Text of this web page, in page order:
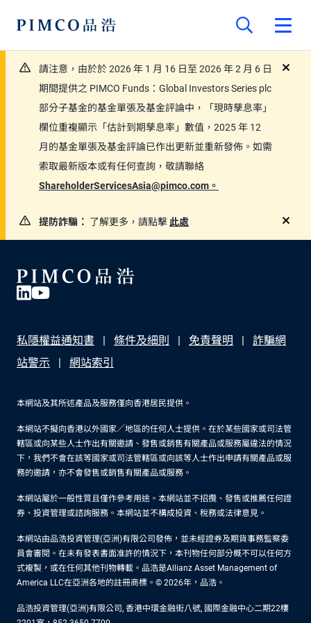
請注意，由於於 2026 年 1 月 16 日至 2026 年 2 月 6 日
期間提供之 PIMCO Funds：Global Investors Series plc
部分子基金的基金單張及基金評論中，「現時孳息率」
欄位重複顯示「估計到期孳息率」數值，2025 年 12
月的基金單張及基金評論已作出更新並重新發佈。如需
索取最新版本或有任何查詢，敬請聯絡
ShareholderServicesAsia@pimco.com。
提防詐騙： 了解更多，請點擊 此處
私隱權益通知書 條件及細則 免責聲明
詐騙網
站警示
網站索引
本網站及其所述產品及服務僅向香港居民提供。
本網站不擬向香港以外國家／地區的任何人士提供。在於某些國家或司法管
轄區或向某些人士作出有關邀請、發售或銷售有關產品或服務屬違法的情況
下，我們不會在該等國家或司法管轄區或向該等人士作出申請有關產品或服
務的邀請，亦不會發售或銷售有關產品或服務。
本網站屬於一般性質且僅作參考用途。本網站並不招攬、發售或推薦任何證
券、投資管理或諮詢服務。本網站並不構成投資、稅務或法律意見。
本網站由品浩投資管理(亞洲)有限公司發佈，並未經證券及期貨事務監察委
員會審閱。在未有發表書面准許的情況下，本刊物任何部分概不可以任何方
式複製，或在任何其他刊物轉載。品浩是Allianz Asset Management of
America LLC在亞洲各地的註冊商標。© 2026年，品浩。
品浩投資管理(亞洲)有限公司, 香港中環金融街八號, 國際金融中心二期22樓